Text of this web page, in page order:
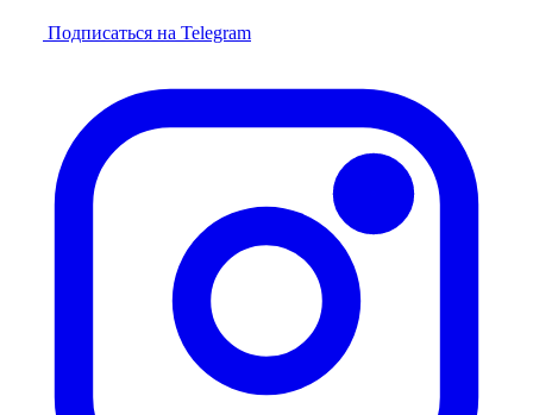
Подписаться на Telegram